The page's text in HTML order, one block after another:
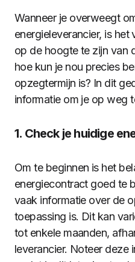
Wanneer je overweegt
energieleverancier, is het
op de hoogte te zijn van
hoe kun je nou precies
opzegtermijn is? In dit
informatie om je op weg
1. Check je huidige
Om te beginnen is het
energiecontract goed te
vaak informatie over de
toepassing is. Dit kan
tot enkele maanden,
leverancier. Noteer deze